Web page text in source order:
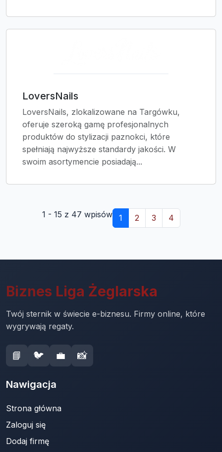
LoversNails
LoversNails, zlokalizowane na Targówku,
oferuje szeroką gamę profesjonalnych
produktów do stylizacji paznokci, które
spełniają najwyższe standardy jakości. W
swoim asortymencie posiadają...
1 - 15 z 47 wpisów 1 2 3 4
Biznes Liga Żeglarska
Twój sternik w świecie e-biznesu. Firmy online, które
wygrywają regaty.
📘 🐦 💼 📸
Nawigacja
Strona główna
Zaloguj się
Dodaj firmę